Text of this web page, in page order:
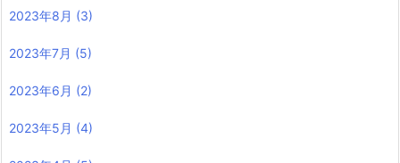
2023年8月 (3)
2023年7月 (5)
2023年6月 (2)
2023年5月 (4)